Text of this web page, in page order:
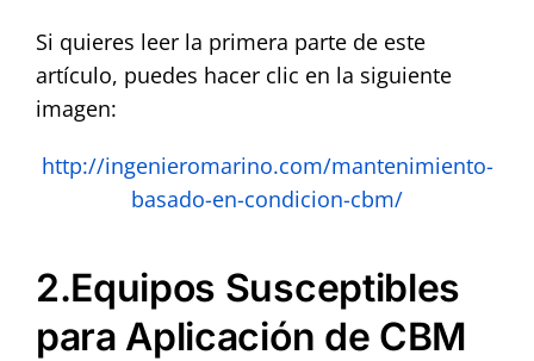
Si quieres leer la primera parte de este
artículo, puedes hacer clic en la siguiente
imagen:
http://ingenieromarino.com/mantenimiento-
basado-en-condicion-cbm/
2.Equipos Susceptibles
para Aplicación de CBM